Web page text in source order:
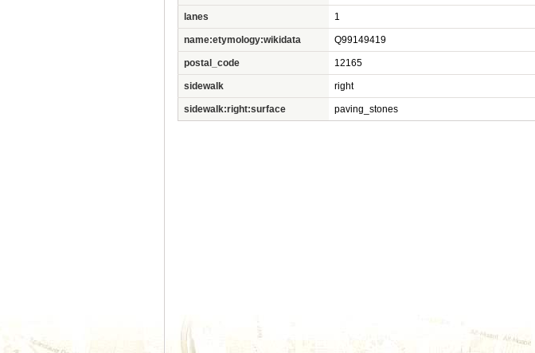
lanes 1
name:etymology:wikidata Q99149419
postal_code 12165
sidewalk right
sidewalk:right:surface paving_stones